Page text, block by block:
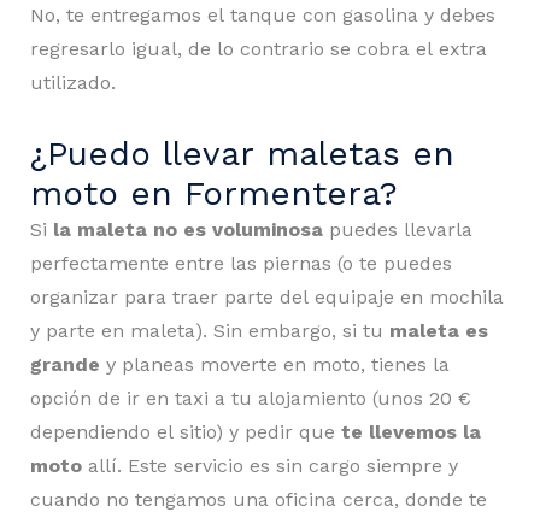
No, te entregamos el tanque con gasolina y debes
regresarlo igual, de lo contrario se cobra el extra
utilizado.
¿Puedo llevar maletas en
moto en Formentera?
Si la maleta no es voluminosa puedes llevarla
perfectamente entre las piernas (o te puedes
organizar para traer parte del equipaje en mochila
y parte en maleta). Sin embargo, si tu maleta es
grande y planeas moverte en moto, tienes la
opción de ir en taxi a tu alojamiento (unos 20 €
dependiendo el sitio) y pedir que te llevemos la
moto allí. Este servicio es sin cargo siempre y
cuando no tengamos una oficina cerca, donde te